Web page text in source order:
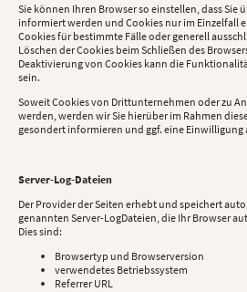
Sie können Ihren Browser so einstellen, dass Sie
informiert werden und Cookies nur im Einzelfall
Cookies für bestimmte Fälle oder generell
Löschen der Cookies beim Schließen des
Deaktivierung von Cookies kann die
sein.
Soweit Cookies von Drittunternehmen oder zu
werden, werden wir Sie hierüber im Rahmen
gesondert informieren und ggf. eine Einwilligung
Server-Log-Dateien
Der Provider der Seiten erhebt und speichert
genannten Server-LogDateien, die Ihr Browser
Dies sind:
Browsertyp und Browserversion
verwendetes Betriebssystem
Referrer URL